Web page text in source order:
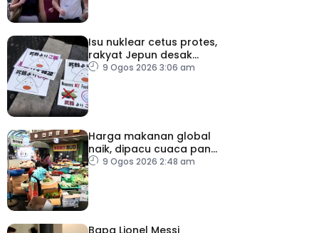
Isu nuklear cetus protes,
rakyat Jepun desak
dasar dikaji semula
9 Ogos 2026 3:06 am
Harga makanan global
naik, dipacu cuaca panas
dan ketegangan
9 Ogos 2026 2:48 am
Bapa Lionel Messi